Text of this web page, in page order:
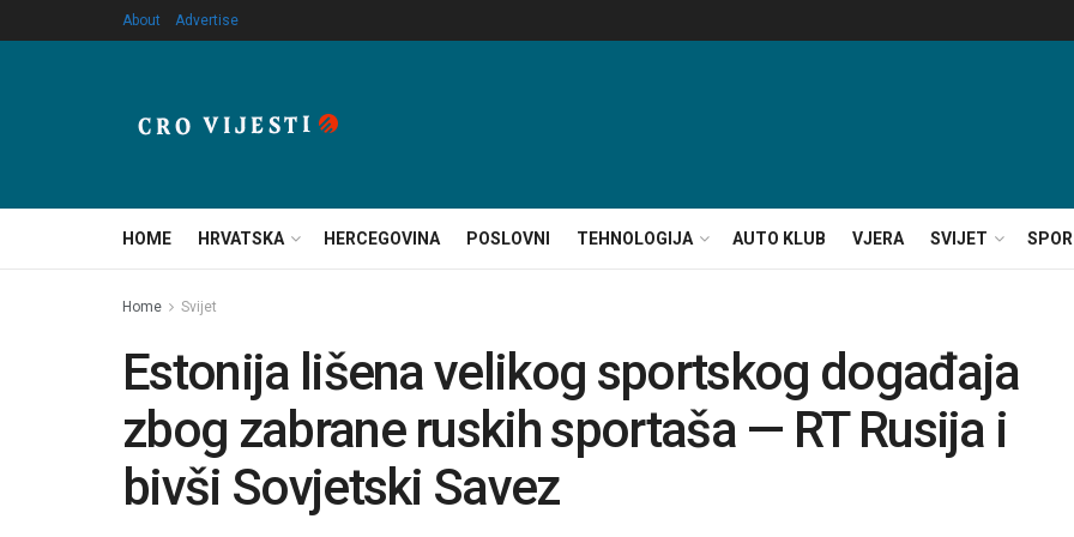
About Advertise
HOME HRVATSKA HERCEGOVINA POSLOVNI TEHNOLOGIJA AUTO KLUB VJERA SVIJET
Home Svijet
Estonija lišena velikog sportskog događaja
zbog zabrane ruskih sportaša — RT Rusija i
bivši Sovjetski Savez